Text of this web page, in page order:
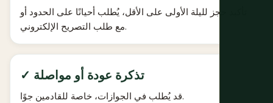
تأكيد حجز لليلة الأولى على الأقل، يُطلب أحيانًا على الحدود أو
مع طلب التصريح الإلكتروني.
✓ تذكرة عودة أو مواصلة
قد يُطلب في الجوازات، خاصة للقادمين جوًا.